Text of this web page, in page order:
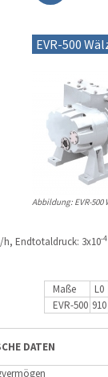
EVR-500
Abbildung: EVR-
/h, Endtotaldruck: 3x10-4
Maße L0
EVR-500 910
DATEN